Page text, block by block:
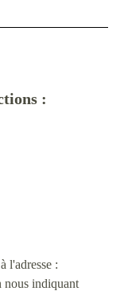
:
l'adresse :
nous indiquant